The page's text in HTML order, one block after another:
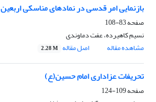
بازنمایی امر قدسی در نمادهای مناسکی اربعین
صفحه83-108
نسیم کاهیرده، عفت دماوندی
مشاهده مقاله
اصل مقاله 2.28 M
تحریفات عزاداری امام حسین(ع)
صفحه109-124